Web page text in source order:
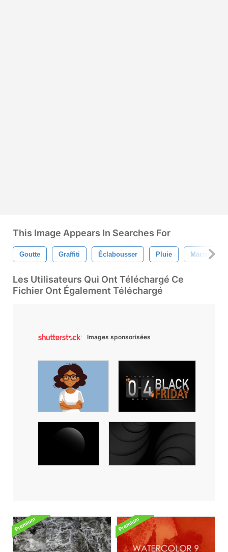
This Image Appears In Searches For
Goutte Graffiti Éclabousser Pluie Macro
Les Utilisateurs Qui Ont Téléchargé Ce
Fichier Ont Également Téléchargé
Images sponsorisées